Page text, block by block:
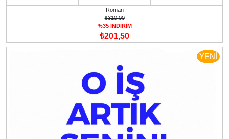
Roman
₺310,00
%35 İNDİRİM
₺201,50
YENİ